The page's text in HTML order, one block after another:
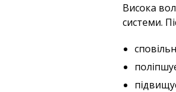
Висока
системи.